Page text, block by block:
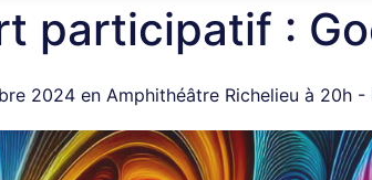
participatif :
2024 en Amphithéâtre Richelieu à 20h -